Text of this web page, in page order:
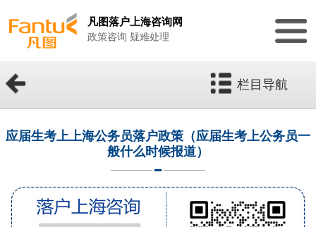
凡图落户上海咨询网
政策咨询 疑难处理
栏目导航
应届生考上上海公务员落户政策（应届生考上公务员一
般什么时候报道）